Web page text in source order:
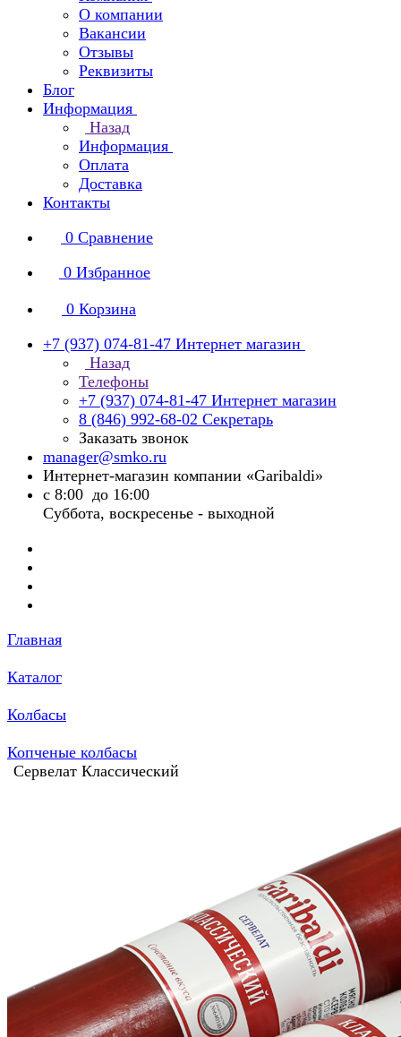
О компании
Вакансии
Отзывы
Реквизиты
Блог
Информация
Назад
Информация
Оплата
Доставка
Контакты
0 Сравнение
0 Избранное
0 Корзина
+7 (937) 074-81-47 Интернет магазин
Назад
Телефоны
+7 (937) 074-81-47 Интернет магазин
8 (846) 992-68-02 Секретарь
Заказать звонок
manager@smko.ru
Интернет-магазин компании «Garibaldi»
с 8:00 до 16:00
Суббота, воскресенье - выходной
Главная
Каталог
Колбасы
Копченые колбасы
Сервелат Классический